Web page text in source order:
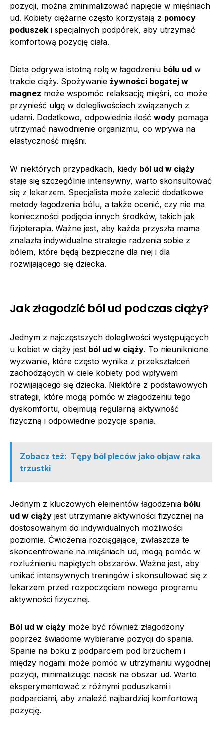
pozycji, można zminimalizować napięcie w mięśniach
ud. Kobiety ciężarne często korzystają z pomocy
poduszek i specjalnych podpórek, aby utrzymać
komfortową pozycję ciała.
Dieta odgrywa istotną rolę w łagodzeniu bólu ud w
trakcie ciąży. Spożywanie żywności bogatej w
magnez może wspomóc relaksację mięśni, co może
przynieść ulgę w dolegliwościach związanych z
udami. Dodatkowo, odpowiednia ilość wody pomaga
utrzymać nawodnienie organizmu, co wpływa na
elastyczność mięśni.
W niektórych przypadkach, kiedy ból ud w ciąży
staje się szczególnie intensywny, warto skonsultować
się z lekarzem. Specjalista może zalecić dodatkowe
metody łagodzenia bólu, a także ocenić, czy nie ma
konieczności podjęcia innych środków, takich jak
fizjoterapia. Ważne jest, aby każda przyszła mama
znalazła indywidualne strategie radzenia sobie z
bólem, które będą bezpieczne dla niej i dla
rozwijającego się dziecka.
Jak złagodzić ból ud podczas ciąży?
Jednym z najczęstszych dolegliwości występujących
u kobiet w ciąży jest ból ud w ciąży. To nieuniknione
wyzwanie, które często wynika z przekształceń
zachodzących w ciele kobiety pod wpływem
rozwijającego się dziecka. Niektóre z podstawowych
strategii, które mogą pomóc w złagodzeniu tego
dyskomfortu, obejmują regularną aktywność
fizyczną i odpowiednie pozycje spania.
Zobacz też: Tępy ból pleców jako objaw raka
trzustki
Jednym z kluczowych elementów łagodzenia bólu
ud w ciąży jest utrzymanie aktywności fizycznej na
dostosowanym do indywidualnych możliwości
poziomie. Ćwiczenia rozciągające, zwłaszcza te
skoncentrowane na mięśniach ud, mogą pomóc w
rozluźnieniu napiętych obszarów. Ważne jest, aby
unikać intensywnych treningów i skonsultować się z
lekarzem przed rozpoczęciem nowego programu
aktywności fizycznej.
Ból ud w ciąży może być również złagodzony
poprzez świadome wybieranie pozycji do spania.
Spanie na boku z podparciem pod brzuchem i
między nogami może pomóc w utrzymaniu wygodnej
pozycji, minimalizując nacisk na obszar ud. Warto
eksperymentować z różnymi poduszkami i
podparciami, aby znaleźć najbardziej komfortową
pozycję.